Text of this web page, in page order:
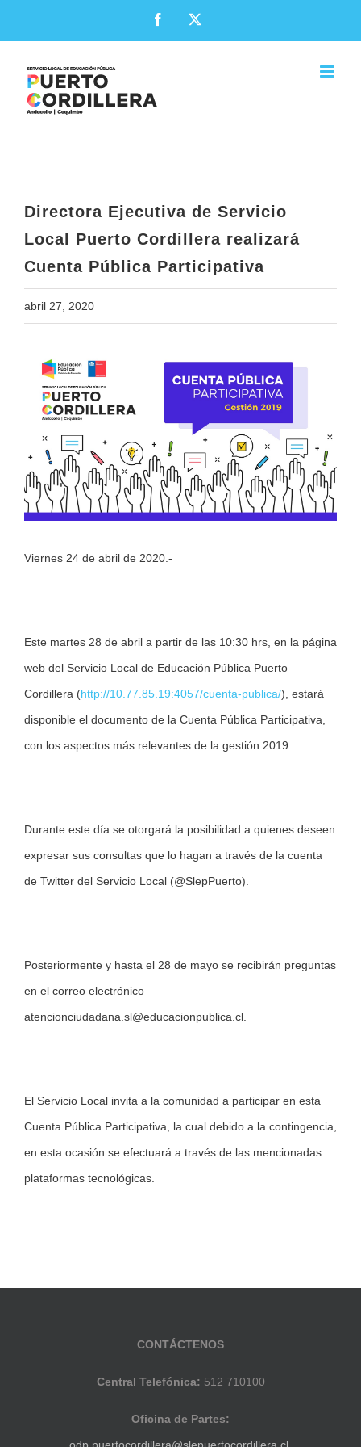
Facebook
Directora Ejecutiva de Servicio
Local Puerto Cordillera realizará
Cuenta Pública Participativa
abril 27, 2020
View
Larger
Image
Viernes 24 de abril de 2020.-
Este martes 28 de abril a partir de las 10:30 hrs, en la página
web del Servicio Local de Educación Pública Puerto
Cordillera (http://10.77.85.19:4057/cuenta-publica/), estará
disponible el documento de la Cuenta Pública Participativa,
con los aspectos más relevantes de la gestión 2019.
Durante este día se otorgará la posibilidad a quienes deseen
expresar sus consultas que lo hagan a través de la cuenta
de Twitter del Servicio Local (@SlepPuerto).
Posteriormente y hasta el 28 de mayo se recibirán preguntas
en el correo electrónico
atencionciudadana.sl@educacionpublica.cl
El Servicio Local invita a la comunidad a participar en esta
Cuenta Pública Participativa, la cual debido a la contingencia,
en esta ocasión se efectuará a través de las mencionadas
plataformas tecnológicas.
CONTÁCTENOS
Central Telefónica: 512 710100
Oficina de Partes:
odp.puertocordillera@slepuertocordillera.cl